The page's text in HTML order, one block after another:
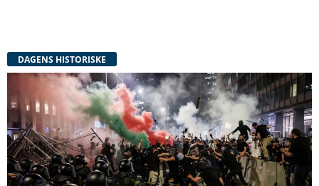
DAGENS HISTORISKE